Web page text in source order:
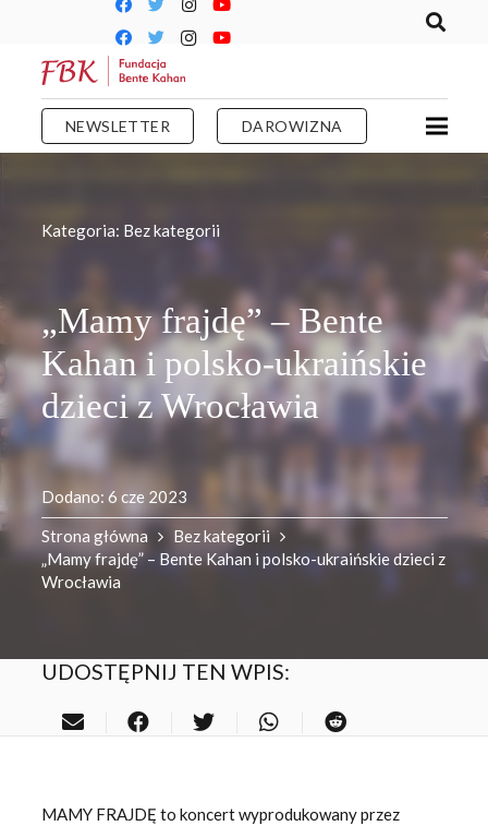
NEWSLETTER DAROWIZNA
Kategoria: Bez kategorii
„Mamy frajdę” – Bente
Kahan i polsko-ukraińskie
dzieci z Wrocławia
Dodano: 6 cze 2023
Strona główna
Bez kategorii
„Mamy frajdę” – Bente Kahan i polsko-ukraińskie dzieci z
Wrocławia
UDOSTĘPNIJ TEN WPIS:
MAMY FRAJDĘ to koncert wyprodukowany przez